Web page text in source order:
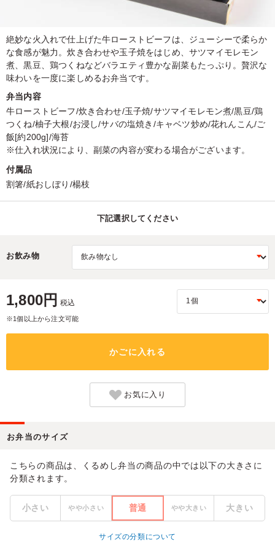
絶妙な火入れで仕上げた牛ローストビーフは、ジューシーで柔らか
な食感が魅力。炊き合わせや玉子焼をはじめ、サツマイモレモン
煮、黒豆、鶏つくねなどバラエティ豊かな副菜もたっぷり。贅沢な
味わいを一度に楽しめるお弁当です。
弁当内容
牛ローストビーフ/炊き合わせ/玉子焼/サツマイモレモン煮/黒豆/鶏
つくね/柚子大根/お浸し/サバの塩焼き/キャベツ炒め/花れんこん/ご
飯[約200g]/海苔
※仕入れ状況により、副菜の内容が変わる場合がございます。
付属品
割箸/紙おしぼり/楊枝
下記選択してください
お飲み物
1,800円 税込
※1個以上から注文可能
かごに入れる
お気に入り
お弁当のサイズ
こちらの商品は、くるめし弁当の商品の中では以下の大きさに
分類されます。
小さい やや小さい 普通 やや大きい 大きい
サイズの分類について